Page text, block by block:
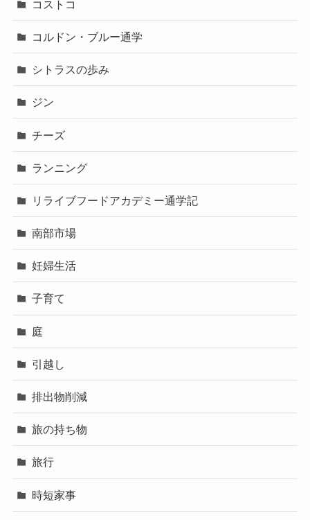
コストコ
コルドン・ブルー通学
シトラスの歩み
ジン
チーズ
ランニング
リライブフードアカデミー通学記
南部市場
妊婦生活
子育て
庭
引越し
排出物削減
旅の持ち物
旅行
時短家事